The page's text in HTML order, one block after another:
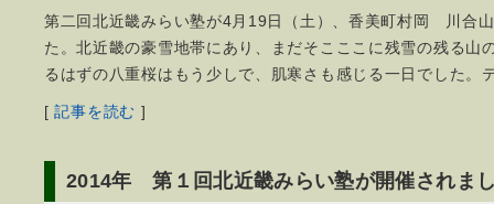
第二回北近畿みらい塾が4月19日（土）、香美町村岡 川合
た。北近畿の豪雪地帯にあり、まだそこここに残雪の残る山
るはずの八重桜はもう少しで、肌寒さも感じる一日でした。
[記事を読む ]
2014年 第１回北近畿みらい塾が開催されま